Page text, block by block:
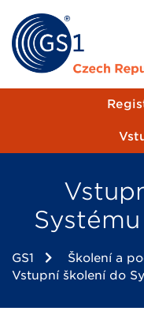
GS1 Školení a
Vstupní školení do